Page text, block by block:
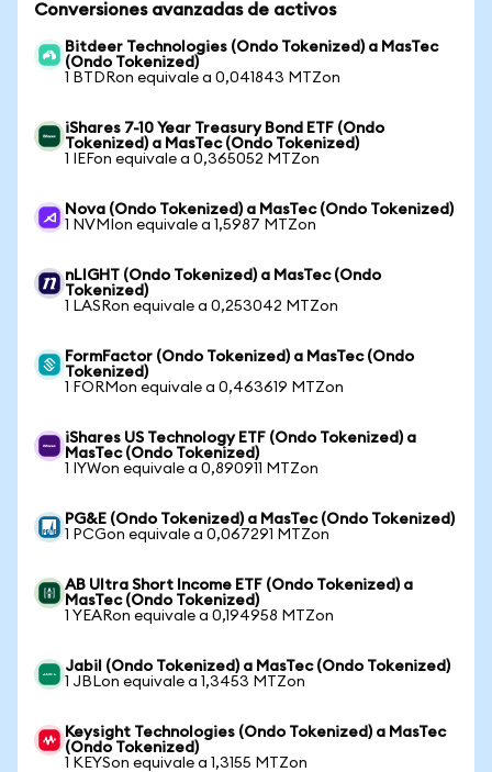
Conversiones avanzadas de activos
Bitdeer Technologies (Ondo Tokenized) a MasTec
(Ondo Tokenized)
1 BTDRon equivale a 0,041843 MTZon
iShares 7-10 Year Treasury Bond ETF (Ondo
Tokenized) a MasTec (Ondo Tokenized)
1 IEFon equivale a 0,365052 MTZon
Nova (Ondo Tokenized) a MasTec (Ondo Tokenized)
1 NVMIon equivale a 1,5987 MTZon
nLIGHT (Ondo Tokenized) a MasTec (Ondo
Tokenized)
1 LASRon equivale a 0,253042 MTZon
FormFactor (Ondo Tokenized) a MasTec (Ondo
Tokenized)
1 FORMon equivale a 0,463619 MTZon
iShares US Technology ETF (Ondo Tokenized) a
MasTec (Ondo Tokenized)
1 IYWon equivale a 0,890911 MTZon
PG&E (Ondo Tokenized) a MasTec (Ondo Tokenized)
1 PCGon equivale a 0,067291 MTZon
AB Ultra Short Income ETF (Ondo Tokenized) a
MasTec (Ondo Tokenized)
1 YEARon equivale a 0,194958 MTZon
Jabil (Ondo Tokenized) a MasTec (Ondo Tokenized)
1 JBLon equivale a 1,3453 MTZon
Keysight Technologies (Ondo Tokenized) a MasTec
(Ondo Tokenized)
1 KEYSon equivale a 1,3155 MTZon